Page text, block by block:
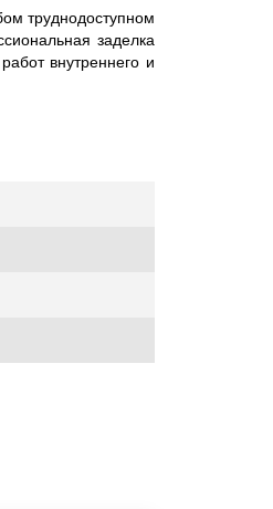
труднодоступном
заделка
внутреннего и